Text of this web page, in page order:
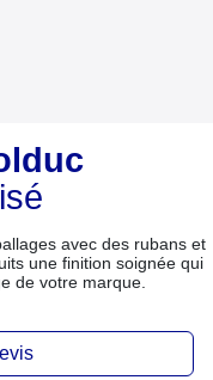
avec des rubans et
une finition soignée qui
de votre marque.